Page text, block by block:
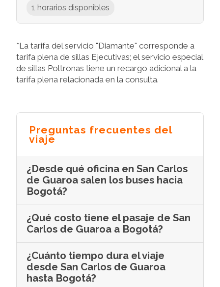
1 horarios disponibles
*La tarifa del servicio "Diamante" corresponde a
tarifa plena de sillas Ejecutivas; el servicio especial
de sillas Poltronas tiene un recargo adicional a la
tarifa plena relacionada en la consulta.
Preguntas frecuentes del
viaje
¿Desde qué oficina en San Carlos
de Guaroa salen los buses hacia
Bogotá?
¿Qué costo tiene el pasaje de San
Carlos de Guaroa a Bogotá?
¿Cuánto tiempo dura el viaje
desde San Carlos de Guaroa
hasta Bogotá?